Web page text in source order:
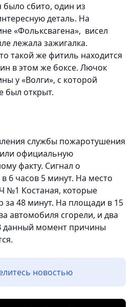
было сбито, один из
деталь. На
«Фольксвагена», висел
лежала зажигалка.
такой же фитиль находится
в этом же боксе. Лючок
у «Волги», с которой
был открыт.
службы пожаротушения
официальную
факту. Сигнал о
6 часов 5 минут. На место
№1 Костаная, которые
за 48 минут. На площади в 15
автомобиля сгорели, и два
данный момент причины
новостью